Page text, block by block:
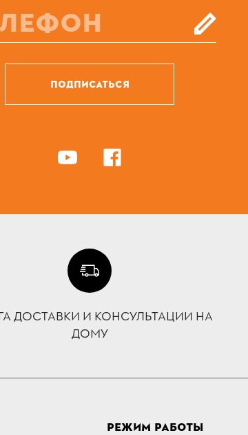
ПОДПИСАТЬСЯ
ДОСТАВКИ И КОНСУЛЬТАЦИИ НА
ДОМУ
РЕЖИМ РАБОТЫ